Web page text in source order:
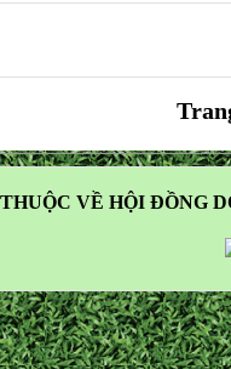
VỀ HỘI ĐỒNG